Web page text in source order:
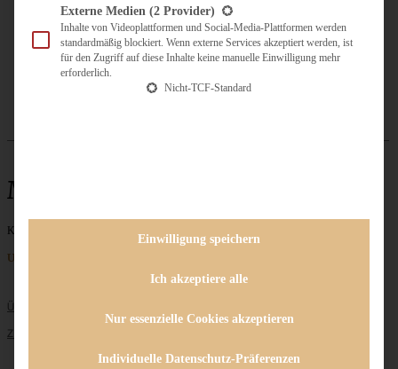
ZUSAMMENARBEIT
Mohnfüllung
Keine Beiträge gefunden
Unternehmen
ÜBER MICH
ZUSAMMENARBEIT
Externe Medien (2 Provider)
Inhalte von Videoplattformen und Social-Media-Plattformen werden
standardmäßig blockiert. Wenn externe Services akzeptiert werden, ist
für den Zugriff auf diese Inhalte keine manuelle Einwilligung mehr
erforderlich.
Nicht-TCF-Standard
Einwilligung speichern
Ich akzeptiere alle
Nur essenzielle Cookies akzeptieren
Individuelle Datenschutz-Präferenzen